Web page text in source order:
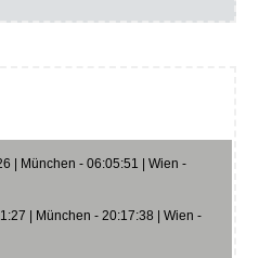
| München - 06:05:51 | Wien -
| München - 20:17:38 | Wien -